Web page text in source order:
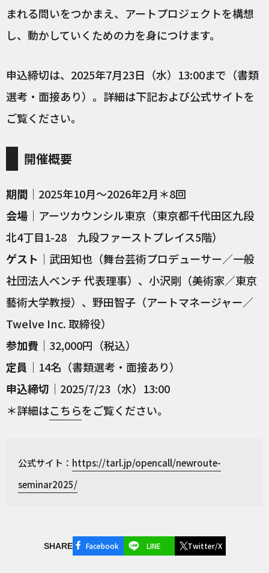
まれる問いをつかまえ、アートプロジェクトを構想
し、動かしていくための力を身につけます。
申込締切は、2025年7月23日（水）13:00まで（書類
選考・面接あり）。詳細は下記および公式サイトを
ご覧ください。
開催概要
期間 ｜2025年10月～2026年2月＊8回
会場 ｜アーツカウンシル東京（東京都千代田区九段
北4丁目1-28 九段ファーストプレイス5階）
ゲスト ｜武田知也（舞台芸術プロデューサー／一般
社団法人ベンチ 代表理事）、小沢剛（美術家／東京
藝術大学教授）、野田智子（アートマネージャー／
Twelve Inc. 取締役）
参加費 ｜32,000円（税込）
定員 ｜14名（書類選考・面接あり）
申込締切 ｜2025/7/23（水）13:00
＊詳細はこちらをご覧ください。
公式サイト： https://tarl.jp/opencall/newroute-
seminar2025/
SHARE Facebook LINE Twitter/X